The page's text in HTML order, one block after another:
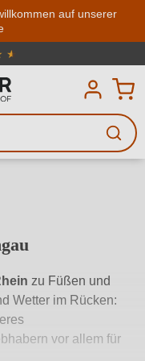
springen
auf unserer
★
★
Bewertung von
zu Füßen und
Wetter im Rücken:
vor allem für
Wein